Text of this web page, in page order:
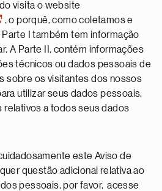
visita o website
, o porquê, como coletamos e
I também tem informação
A Parte II, contém informações
técnicos ou dados pessoais de
sobre os visitantes dos nossos
utilizar seus dados pessoais,
relativos a todos seus dados
este Aviso de
questão adicional relativa ao
pessoais, por favor, acesse